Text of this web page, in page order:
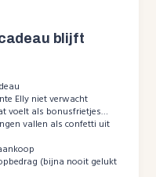
blijft
Elly niet verwacht
voelt als bonusfrietjes…
vallen als confetti uit
(bijna nooit gelukt